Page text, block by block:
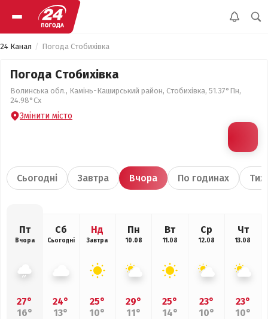
24 Канал Погода Стобихівка
Погода Стобихівка
Волинська обл., Камінь-Каширський район, Стобихівка, 51.37°Пн,
24.98°Сх
Змінити місто
Сьогодні Завтра Вчора По годинах
Пт
Вчора
27°
16°
Сб
Сьогодні
24°
13°
Нд
Завтра
25°
10°
Пн
10.08
29°
11°
Вт
11.08
25°
14°
Ср
12.08
23°
10°
Чт
13.08
23°
10°